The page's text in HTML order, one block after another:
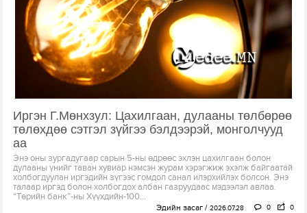
Иргэн Г.Мөнхзул: Цахилгаан, дулааны төлбөрөө
төлөхдөө сэтгэл зүйгээ бэлдээрэй, монголчууд
аа
Энэ оны зургадугаар сарын 5-ны өдрөөс эхлэн цахилгаан болон
дулааны үнийг таван хувиар нэмсэн журам хэрэгжиж эхэлж байгаатай
холбогдуулан иргэдийн зүгээс гомдол санал илэрхийлэх болсон. Энэ
талаар иргэд болон холбогдох албан газруудаас мэдээлэл авлаа.
“Төрийн банк”-ны Хүүхдийн-100...
Эдийн засаг 2026.07.28 0 0